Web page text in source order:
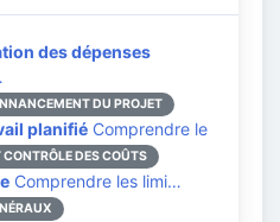
des dépenses
DU PROJET
planifié Comprendre le
DES COÛTS
Comprendre les limi…